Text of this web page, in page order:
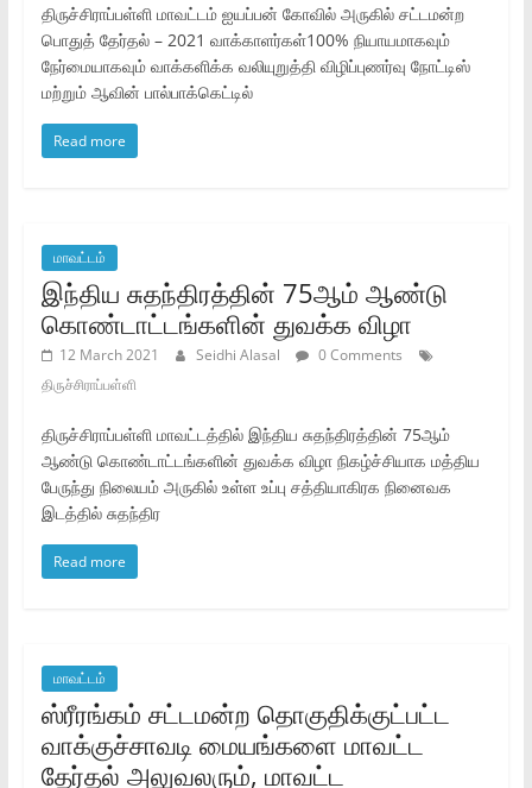
திருச்சிராப்பள்ளி மாவட்டம்‌ ஐயப்பன்‌ கோவில்‌ அருகில்‌ சட்டமன்ற
பொதுத்‌ தேர்தல்‌ – 2021 வாக்காளர்கள்‌100% நியாயமாகவும்‌
நேர்மையாகவும்‌ வாக்களிக்க வலியுறுத்தி விழிப்புணர்வு நோட்டிஸ்‌
மற்றும்‌ ஆவின்‌ பால்பாக்கெட்டில்‌
Read more
மாவட்டம்
இந்திய சுதந்திரத்தின்‌ 75ஆம்‌ ஆண்டு
கொண்டாட்டங்களின்‌ துவக்க விழா
12 March 2021 Seidhi Alasal
0 Comments
திருச்சிராப்பள்ளி
திருச்சிராப்பள்ளி மாவட்டத்தில்‌ இந்திய சுதந்திரத்தின்‌ 75ஆம்‌
ஆண்டு கொண்டாட்டங்களின்‌ துவக்க விழா நிகழ்ச்சியாக மத்திய
பேருந்து நிலையம்‌ அருகில்‌ உள்ள உப்பு சத்தியாகிரக நினைவக
இடத்தில்‌ சுதந்திர
Read more
மாவட்டம்
ஸ்ரீரங்கம்‌ சட்டமன்ற தொகுதிக்குட்பட்ட
வாக்குச்சாவடி மையங்களை மாவட்ட
தேர்தல்‌ அலுவலரும்‌, மாவட்ட